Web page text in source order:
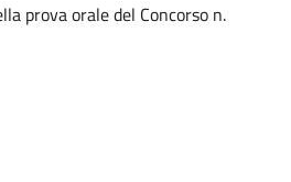
prova orale del Concorso n.